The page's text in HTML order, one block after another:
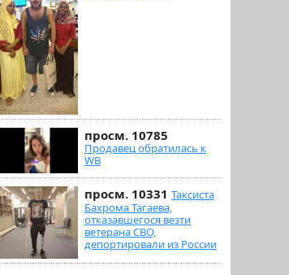
просм. 10785
Продавец обратилась к
WB
просм. 10331 Таксиста
Бахрома Тагаева,
отказавшегося везти
ветерана СВО,
депортировали из России